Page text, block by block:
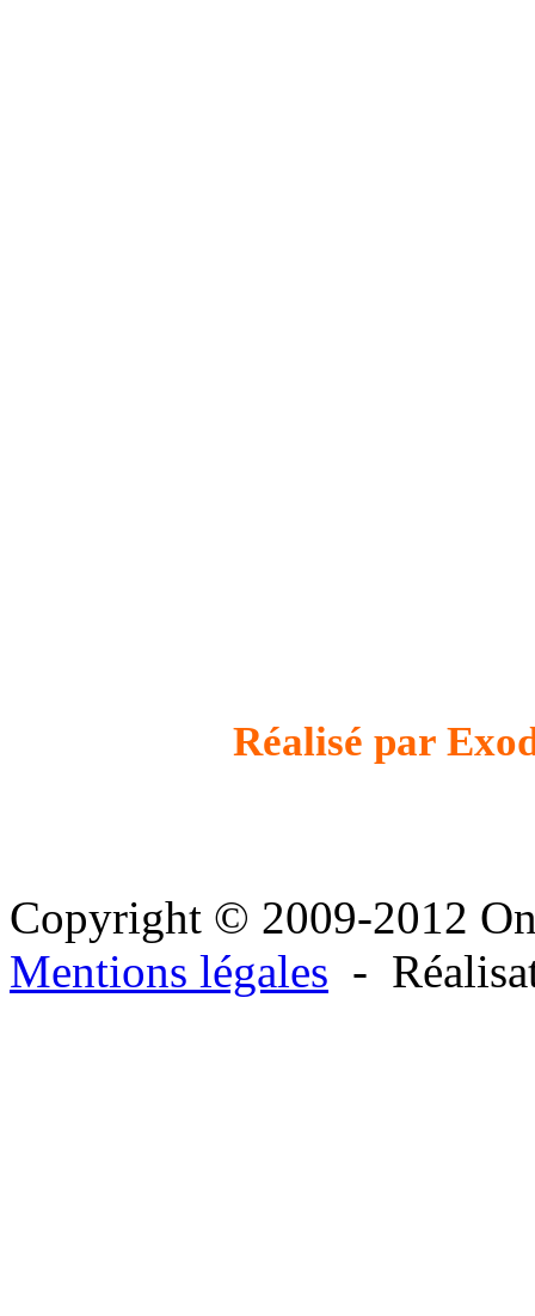
Réalisé par
Copyright © 2009-2012
Mentions légales -